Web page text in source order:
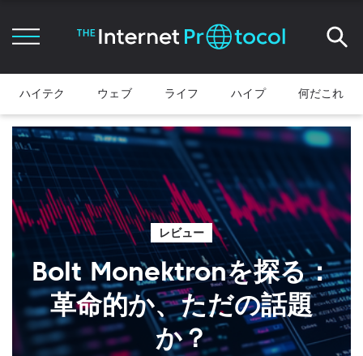
ハイテク ウェブ ライフ ハイプ 何だこれ
レビュー
Bolt Monektronを探る：
革命的か、ただの話題
か？